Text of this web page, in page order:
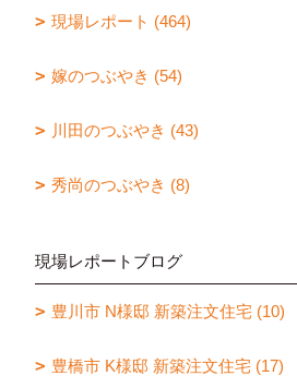
現場レポート (464)
嫁のつぶやき (54)
川田のつぶやき (43)
秀尚のつぶやき (8)
現場レポートブログ
豊川市 N様邸 新築注文住宅 (10)
豊橋市 K様邸 新築注文住宅 (17)